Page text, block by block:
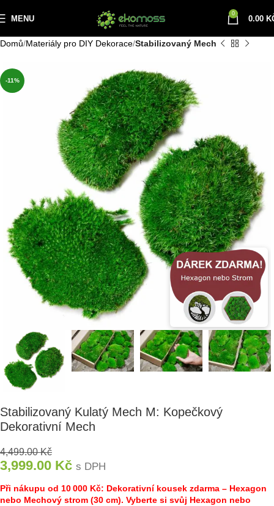
MENU
0
0.00
Domů Materiály pro DIY Dekorace Stabilizovaný Mech
-11%
Stabilizovaný Kulatý Mech M: Kopečkový
Dekorativní Mech
4,499.00Kč
3,999.00 Kč s DPH
Při nákupu od 10 000 Kč: Dekorativní kousek zdarma – Hexagon
nebo Mechový strom (30 cm). Vyberte si svůj Hexagon nebo